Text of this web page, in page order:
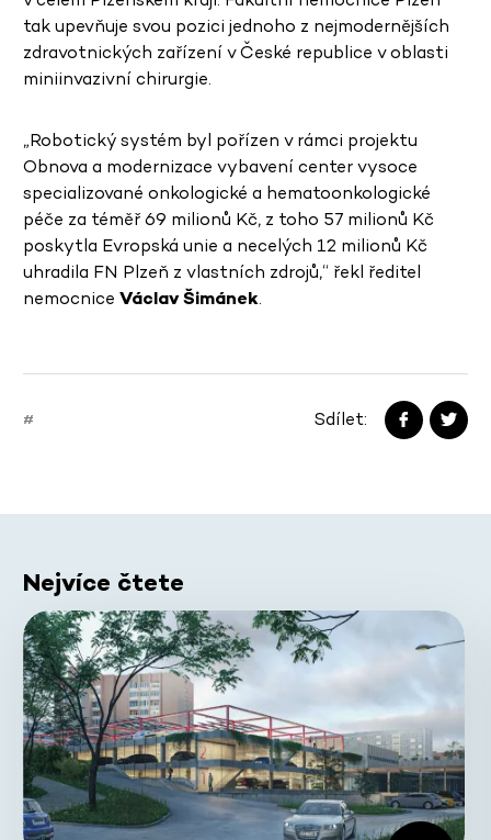
tak upevňuje svou pozici jednoho z nejmodernějších
zdravotnických zařízení v České republice v oblasti
miniinvazivní chirurgie.
„Robotický systém byl pořízen v rámci projektu
Obnova a modernizace vybavení center vysoce
specializované onkologické a hematoonkologické
péče za téměř 69 milionů Kč, z toho 57 milionů Kč
poskytla Evropská unie a necelých 12 milionů Kč
uhradila FN Plzeň z vlastních zdrojů,“ řekl ředitel
nemocnice Václav Šimánek.
# Sdílet:
Nejvíce čtete